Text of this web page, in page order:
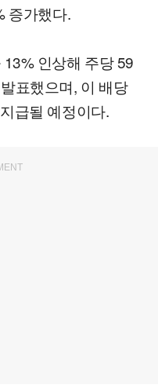
증가했다.
인상해 주당 59
표했으며, 이 배당
급될 예정이다.